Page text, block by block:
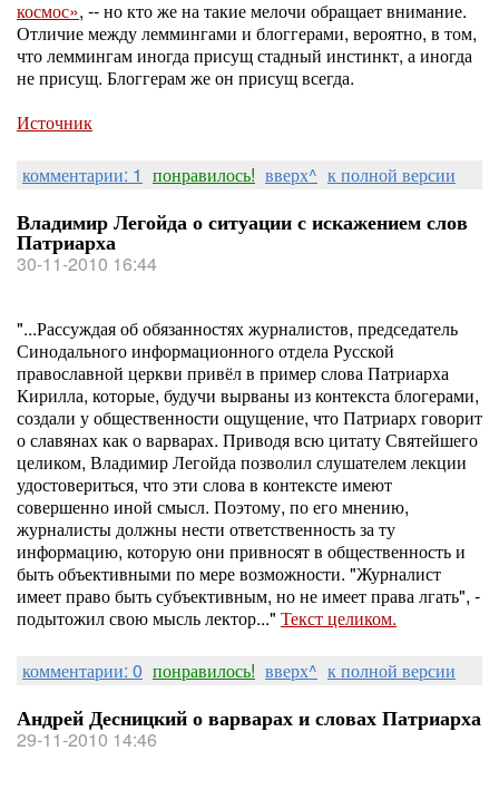
космос», -- но кто же на такие мелочи обращает внимание.
Отличие между леммингами и блоггерами, вероятно, в том,
что леммингам иногда присущ стадный инстинкт, а иногда
не присущ. Блоггерам же он присущ всегда.
Источник
комментарии: 1 понравилось! вверх^ к полной версии
Владимир Легойда о ситуации с искажением слов
Патриарха
30-11-2010 16:44
"...Рассуждая об обязанностях журналистов, председатель
Синодального информационного отдела Русской
православной церкви привёл в пример слова Патриарха
Кирилла, которые, будучи вырваны из контекста блогерами,
создали у общественности ощущение, что Патриарх говорит
о славянах как о варварах. Приводя всю цитату Святейшего
целиком, Владимир Легойда позволил слушателем лекции
удостовериться, что эти слова в контексте имеют
совершенно иной смысл. Поэтому, по его мнению,
журналисты должны нести ответственность за ту
информацию, которую они привносят в общественность и
быть объективными по мере возможности. "Журналист
имеет право быть субъективным, но не имеет права лгать", -
подытожил свою мысль лектор..." Текст целиком.
комментарии: 0 понравилось! вверх^ к полной версии
Андрей Десницкий о варварах и словах Патриарха
29-11-2010 14:46